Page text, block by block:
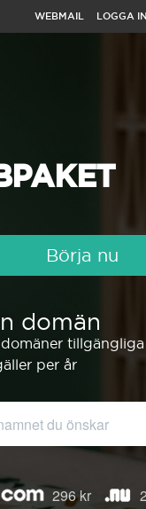
WEBMAIL LOGGA IN
Börja nu
domän
tillgängliga
per år
296 kr